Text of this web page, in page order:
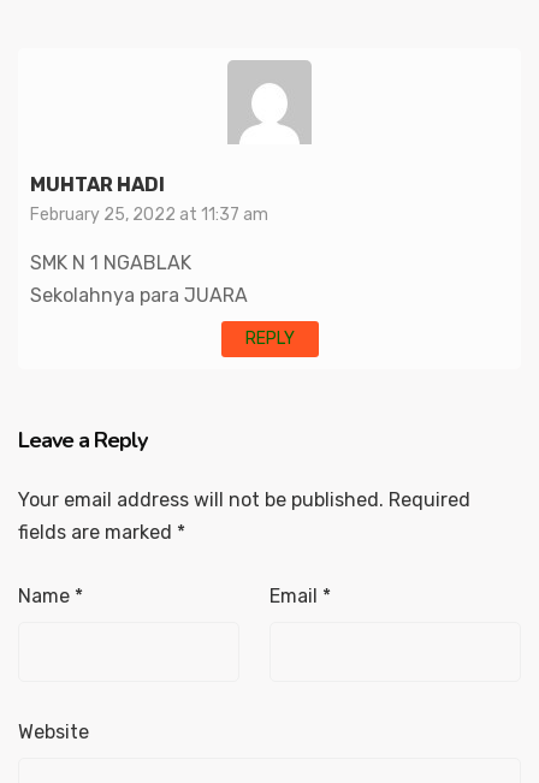
MUHTAR HADI
February 25, 2022 at 11:37 am
SMK N 1 NGABLAK
Sekolahnya para JUARA
REPLY
Leave a Reply
Your email address will not be published. Required
fields are marked *
Name * Email *
Website